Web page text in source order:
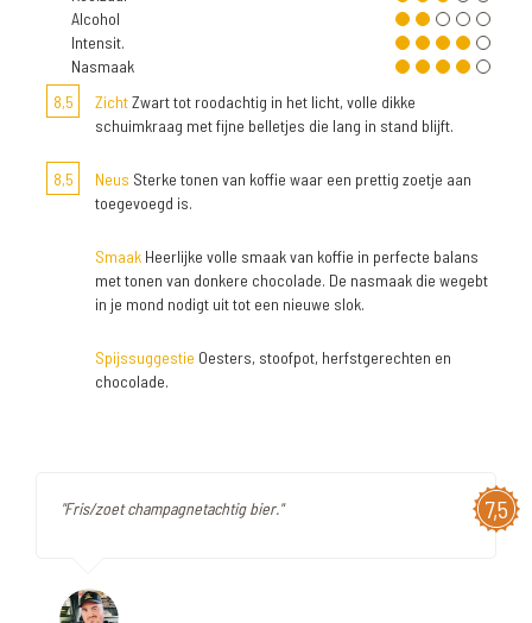
Alcohol
Intensit.
Nasmaak
8,5
ZichtZwart tot roodachtig in het licht, volle dikke
schuimkraag met fijne belletjes die lang in stand blijft.
8,5 Neus Sterke tonen van koffie waar een prettig zoetje aan
toegevoegd is.
Smaak Heerlijke volle smaak van koffie in perfecte balans
met tonen van donkere chocolade. De nasmaak die wegebt
in je mond nodigt uit tot een nieuwe slok.
Spijssuggestie Oesters, stoofpot, herfstgerechten en
chocolade.
7,5
"Fris/zoet champagnetachtig bier."